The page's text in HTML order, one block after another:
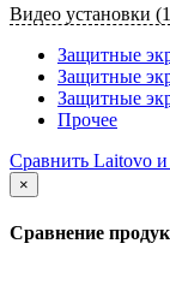
Видео установки
Защитные
Защитные
Защитные
Прочее
Сравнить Laitovo
×
Сравнение